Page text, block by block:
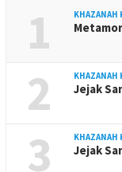
1 KHAZANAH
2 KHAZANAH
Jejak
3 KHAZANAH
Jejak